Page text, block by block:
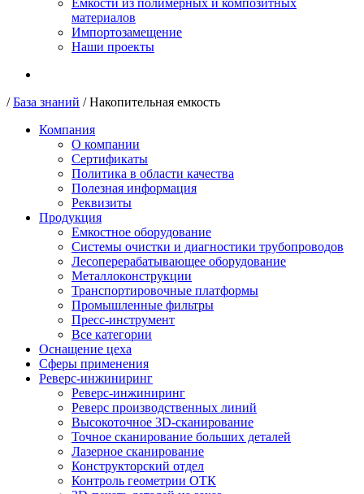
Емкости из полимерных и композитных
материалов
Импортозамещение
Наши проекты
/База знаний /Накопительная емкость
Компания
О компании
Сертификаты
Политика в области качества
Полезная информация
Реквизиты
Продукция
Емкостное оборудование
Системы очистки и диагностики трубопроводов
Лесоперерабатывающее оборудование
Металлоконструкции
Транспортировочные платформы
Промышленные фильтры
Пресс-инструмент
Все категории
Оснащение цеха
Сферы применения
Реверс-инжиниринг
Реверс-инжиниринг
Реверс производственных линий
Высокоточное 3D-сканирование
Точное сканирование больших деталей
Лазерное сканирование
Конструкторский отдел
Контроль геометрии ОТК